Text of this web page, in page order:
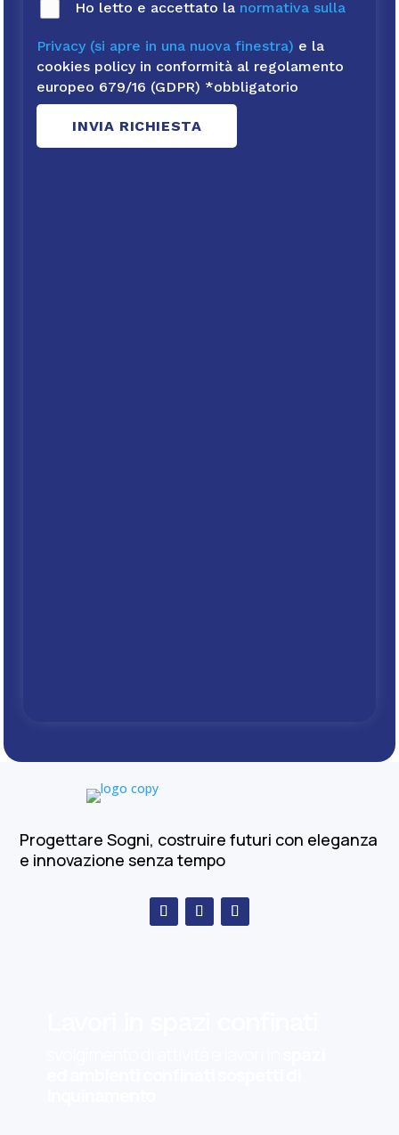
Ho letto e accettato la normativa sulla
Privacy (si apre in una nuova finestra) e la
cookies policy in conformità al regolamento
europeo 679/16 (GDPR) *obbligatorio
Progettare Sogni, costruire futuri con eleganza
e innovazione senza tempo